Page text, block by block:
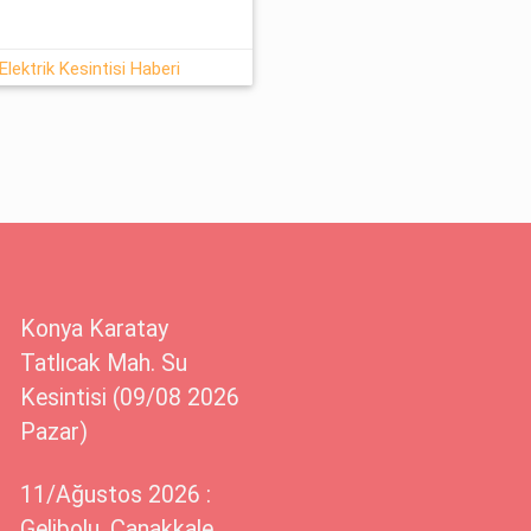
Kesintisi Haberi
Konya Karatay
Tatlıcak Mah. Su
Kesintisi (09/08 2026
Pazar)
11/Ağustos 2026 :